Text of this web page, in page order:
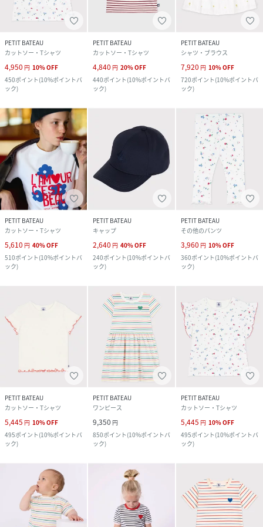
PETIT BATEAU
カットソー・Tシャツ
4,950 円 10%OFF
450ポイント(10%ポイントバ
ック)
PETIT BATEAU
カットソー・Tシャツ
4,840 円 20%OFF
440ポイント(10%ポイントバ
ック)
PETIT BATEAU
シャツ・ブラウス
7,920 円 10%OFF
720ポイント(10%ポイントバ
ック)
PETIT BATEAU
カットソー・Tシャツ
5,610 円 40%OFF
510ポイント(10%ポイントバ
ック)
PETIT BATEAU
キャップ
2,640 円 40%OFF
240ポイント(10%ポイントバ
ック)
PETIT BATEAU
その他のパンツ
3,960 円 10%OFF
360ポイント(10%ポイントバ
ック)
PETIT BATEAU
カットソー・Tシャツ
5,445 円 10%OFF
495ポイント(10%ポイントバ
ック)
PETIT BATEAU
ワンピース
9,350 円
850ポイント(10%ポイントバ
ック)
PETIT BATEAU
カットソー・Tシャツ
5,445 円 10%OFF
495ポイント(10%ポイントバ
ック)